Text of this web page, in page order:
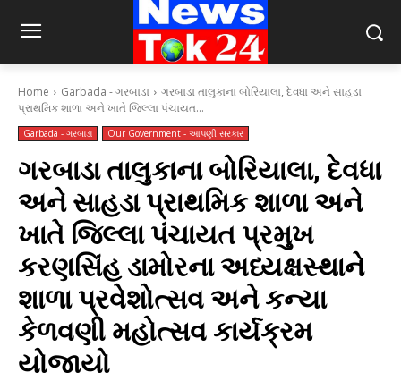
Home Garbada - ગરબાડા
ગરબાડા તાલુકાના બોરિયાલા, દેવધા અને સાહડા
પ્રાથમિક શાળા અને ખાતે જિલ્લા પંચાયત...
Garbada - ગરબાડા Our Government - આપણી સરકાર
ગરબાડા તાલુકાના બોરિયાલા, દેવધા
અને સાહડા પ્રાથમિક શાળા અને
ખાતે જિલ્લા પંચાયત પ્રમુખ
કરણસિંહ ડામોરના અધ્યક્ષસ્થાને
શાળા પ્રવેશોત્સવ અને કન્યા
કેળવણી મહોત્સવ કાર્યક્રમ
યોજાયો